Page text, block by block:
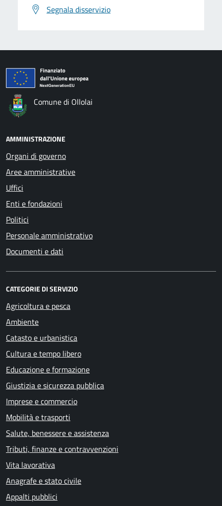
Segnala disservizio
Comune di Ollolai
AMMINISTRAZIONE
Organi di governo
Aree amministrative
Uffici
Enti e fondazioni
Politici
Personale amministrativo
Documenti e dati
CATEGORIE DI SERVIZIO
Agricoltura e pesca
Ambiente
Catasto e urbanistica
Cultura e tempo libero
Educazione e formazione
Giustizia e sicurezza pubblica
Imprese e commercio
Mobilità e trasporti
Salute, benessere e assistenza
Tributi, finanze e contravvenzioni
Vita lavorativa
Anagrafe e stato civile
Appalti pubblici